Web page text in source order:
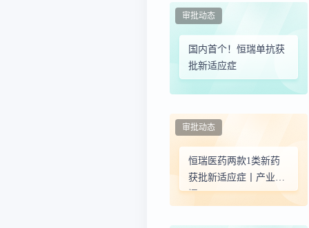
国内首个！恒瑞单抗获
批新适应症
审批动态
恒瑞医药两款1类新药
获批新适应症丨产业新
闻
审批动态